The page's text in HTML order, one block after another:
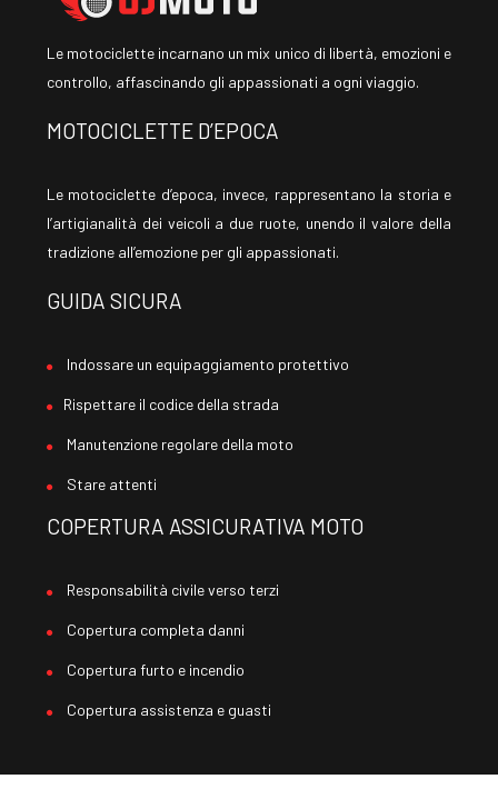
Le motociclette incarnano un mix unico di libertà, emozioni e
controllo, affascinando gli appassionati a ogni viaggio.
MOTOCICLETTE D’EPOCA
Le motociclette d’epoca, invece, rappresentano la storia e
l’artigianalità dei veicoli a due ruote, unendo il valore della
tradizione all’emozione per gli appassionati.
GUIDA SICURA
Indossare un equipaggiamento protettivo
Rispettare il codice della strada
Manutenzione regolare della moto
Stare attenti
COPERTURA ASSICURATIVA MOTO
Responsabilità civile verso terzi
Copertura completa danni
Copertura furto e incendio
Copertura assistenza e guasti